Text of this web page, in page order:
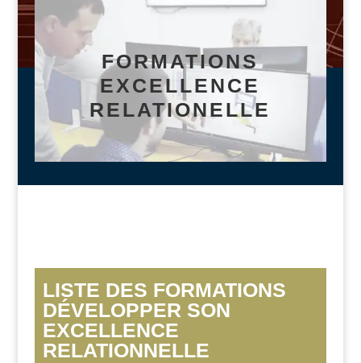
FORMATIONS
EXCELLENCE
RELATIONELLE
LISTE DES FORMATIONS
DÉVELOPPER SON
EXCELLENCE
RELATIONNELLE